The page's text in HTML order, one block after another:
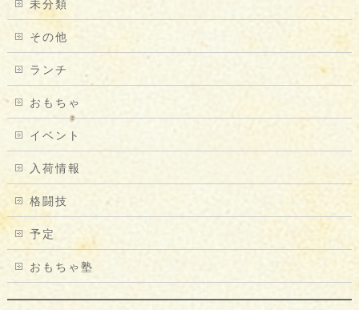
未分類
その他
ランチ
おもちゃ
イベント
入荷情報
格闘技
予定
おもちゃ塾